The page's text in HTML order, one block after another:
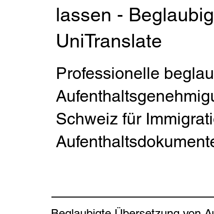
lassen -
UniTranslate
Professionelle
Schweiz für